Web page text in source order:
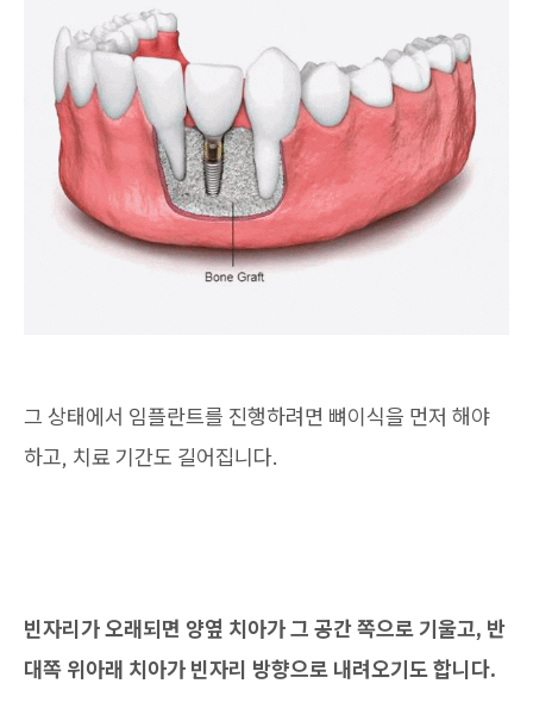
그 상태에서 임플란트를 진행하려면 뼈이식을 먼저 해야
하고, 치료 기간도 길어집니다.
빈자리가 오래되면 양옆 치아가 그 공간 쪽으로 기울고, 반
대쪽 위아래 치아가 빈자리 방향으로 내려오기도 합니다.